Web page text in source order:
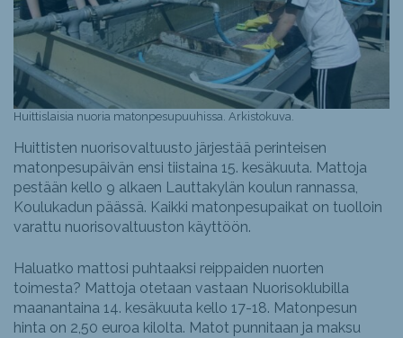
Huittislaisia nuoria matonpesupuuhissa. Arkistokuva.
Huittisten nuorisovaltuusto järjestää perinteisen
matonpesupäivän ensi tiistaina 15. kesäkuuta. Mattoja
pestään kello 9 alkaen Lauttakylän koulun rannassa,
Koulukadun päässä. Kaikki matonpesupaikat on tuolloin
varattu nuorisovaltuuston käyttöön.
Haluatko mattosi puhtaaksi reippaiden nuorten
toimesta? Mattoja otetaan vastaan Nuorisoklubilla
maanantaina 14. kesäkuuta kello 17-18. Matonpesun
hinta on 2,50 euroa kilolta. Matot punnitaan ja maksu